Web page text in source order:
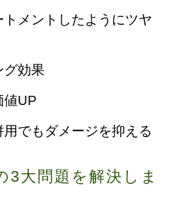
メントしたようにツヤ
グ効果
値UP
でもダメージを抑える
3大問題を解決しま